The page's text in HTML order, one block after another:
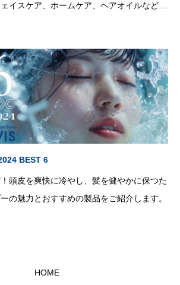
イスケア、ホームケア、ヘアオイルなどの
BEST 6
頭皮を爽快に冷やし、髪を健やかに保つた
の魅力とおすすめの製品をご紹介します。
HOME